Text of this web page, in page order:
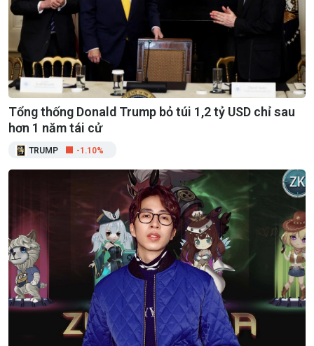
Tổng thống Donald Trump bỏ túi 1,2 tỷ USD chỉ sau
hơn 1 năm tái cử
TRUMP -1.10%